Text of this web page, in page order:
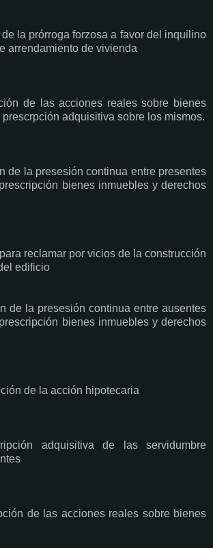
la prórroga forzosa a favor del inquilino
arrendamiento de vivienda
de las acciones reales sobre bienes
adquisitiva sobre los mismos.
de la presesión continua entre presentes
bienes inmuebles y derechos
reclamar por vicios de la construcción
edificio
de la presesión continua entre ausentes
bienes inmuebles y derechos
de la acción hipotecaria
adquisitiva de las servidumbre
de las acciones reales sobre bienes